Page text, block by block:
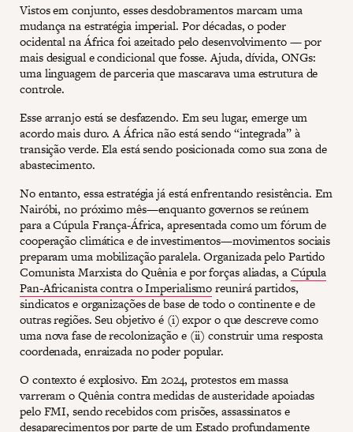
Vistos em conjunto, esses desdobramentos marcam uma
mudança na estratégia imperial. Por décadas, o poder
ocidental na África foi azeitado pelo desenvolvimento — por
mais desigual e condicional que fosse. Ajuda, dívida, ONGs:
uma linguagem de parceria que mascarava uma estrutura de
controle.
Esse arranjo está se desfazendo. Em seu lugar, emerge um
acordo mais duro. A África não está sendo “integrada” à
transição verde. Ela está sendo posicionada como sua zona de
abastecimento.
No entanto, essa estratégia já está enfrentando resistência. Em
Nairóbi, no próximo mês—enquanto governos se reúnem
para a Cúpula França-África, apresentada como um fórum de
cooperação climática e de investimentos—movimentos sociais
preparam uma mobilização paralela. Organizada pelo Partido
Comunista Marxista do Quênia e por forças aliadas, aCúpula
Pan-Africanista contra o Imperialismoreunirá partidos,
sindicatos e organizações de base de todo o continente e de
outras regiões. Seu objetivo é (i) expor o que descreve como
uma nova fase de recolonização e (ii) construir uma resposta
coordenada, enraizada no poder popular.
O contexto é explosivo. Em 2024, protestos em massa
varreram o Quênia contra medidas de austeridade apoiadas
pelo FMI, sendo recebidos com prisões, assassinatos e
desaparecimentos por parte de um Estado profundamente